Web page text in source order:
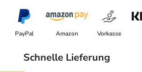
PayPal Amazon Vorkasse
Schnelle Lieferung